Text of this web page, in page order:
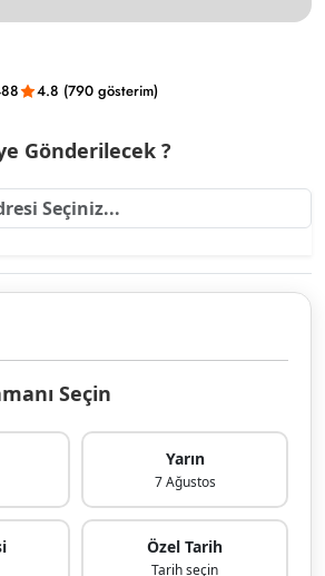
4.8 (790 gösterim)
Gönderilecek ?
Seçin
Yarın
7 Ağustos
Özel Tarih
Tarih seçin